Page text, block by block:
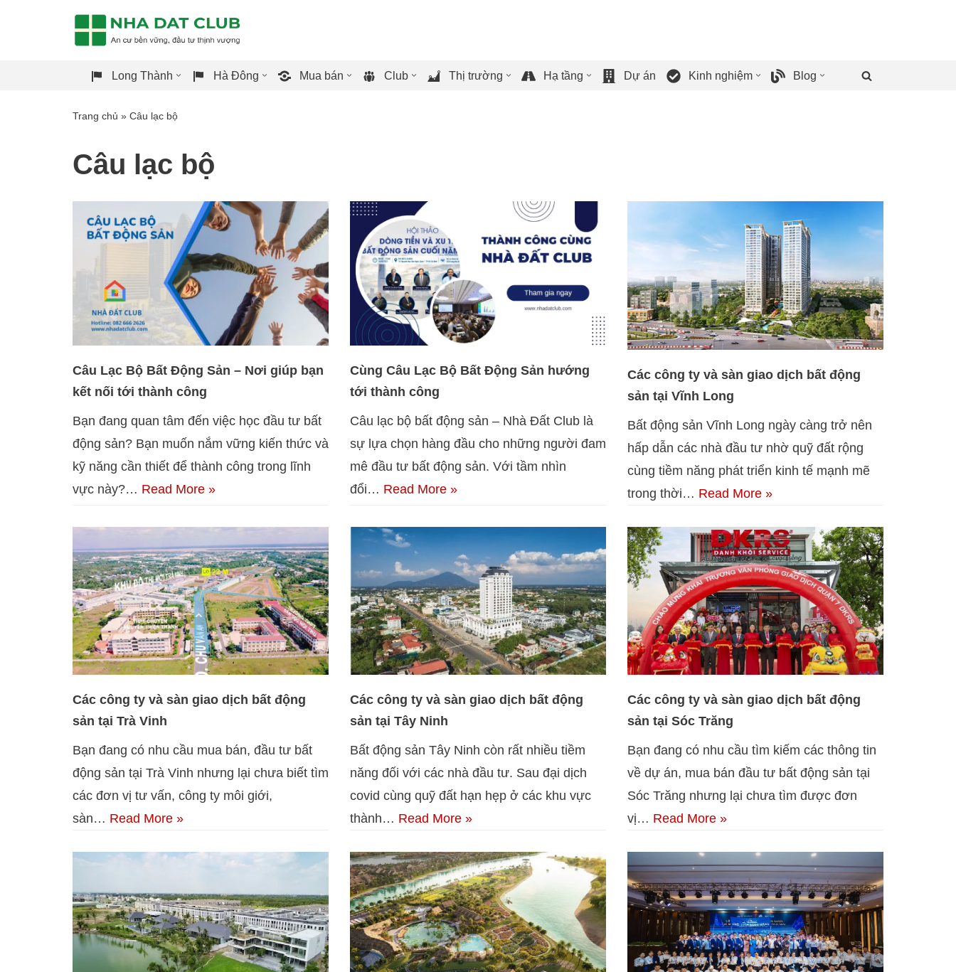
Long Thành Hà Đông Mua bán Club Thị trường Hạ tầng Dự án Kinh nghiệm Blog
Trang chủ » Câu lạc bộ
Câu lạc bộ
Câu Lạc Bộ Bất Động Sản – Nơi giúp bạn
kết nối tới thành công
Bạn đang quan tâm đến việc học đầu tư bất
động sản? Bạn muốn nắm vững kiến thức và
kỹ năng cần thiết để thành công trong lĩnh
vực này?… Read More »
Cùng Câu Lạc Bộ Bất Động Sản hướng
tới thành công
Câu lạc bộ bất động sản – Nhà Đất Club là
sự lựa chọn hàng đầu cho những người đam
mê đầu tư bất động sản. Với tầm nhìn
đổi… Read More »
Các công ty và sàn giao dịch bất động
sản tại Vĩnh Long
Bất động sản Vĩnh Long ngày càng trở nên
hấp dẫn các nhà đầu tư nhờ quỹ đất rộng
cùng tiềm năng phát triển kinh tế mạnh mẽ
trong thời… Read More »
Các công ty và sàn giao dịch bất động
sản tại Trà Vinh
Bạn đang có nhu cầu mua bán, đầu tư bất
động sản tại Trà Vinh nhưng lại chưa biết tìm
các đơn vị tư vấn, công ty môi giới,
sàn… Read More »
Các công ty và sàn giao dịch bất động
sản tại Tây Ninh
Bất động sản Tây Ninh còn rất nhiều tiềm
năng đối với các nhà đầu tư. Sau đại dịch
covid cùng quỹ đất hạn hẹp ở các khu vực
thành… Read More »
Các công ty và sàn giao dịch bất động
sản tại Sóc Trăng
Bạn đang có nhu cầu tìm kiếm các thông tin
về dự án, mua bán đầu tư bất động sản tại
Sóc Trăng nhưng lại chưa tìm được đơn
vị… Read More »